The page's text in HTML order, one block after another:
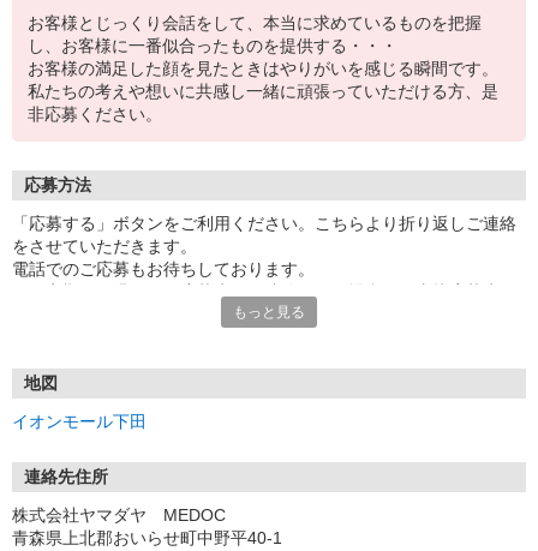
お客様とじっくり会話をして、本当に求めているものを把握
し、お客様に一番似合ったものを提供する・・・
お客様の満足した顔を見たときはやりがいを感じる瞬間です。
私たちの考えや想いに共感し一緒に頑張っていただける方、是
非応募ください。
応募方法
「応募する」ボタンをご利用ください。こちらより折り返しご連絡
をさせていただきます。
電話でのご応募もお待ちしております。
もっと見る
地図
イオンモール下田
連絡先住所
株式会社ヤマダヤ MEDOC
青森県上北郡おいらせ町中野平40-1